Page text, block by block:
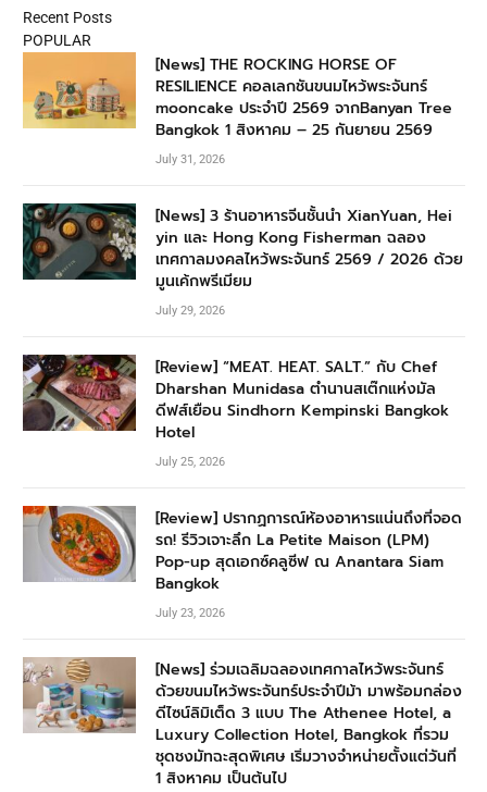
Recent Posts
POPULAR
[News] THE ROCKING HORSE OF
RESILIENCE คอลเลกชันขนมไหว้พระจันทร์
mooncake ประจำปี 2569 จากBanyan Tree
Bangkok 1 สิงหาคม – 25 กันยายน 2569
July 31, 2026
[News] 3 ร้านอาหารจีนชั้นนำ XianYuan, Hei
yin และ Hong Kong Fisherman ฉลอง
เทศกาลมงคลไหว้พระจันทร์ 2569 / 2026 ด้วย
มูนเค้กพรีเมียม
July 29, 2026
[Review] “MEAT. HEAT. SALT.” กับ Chef
Dharshan Munidasa ตำนานสเต๊กแห่งมัล
ดีฟส์เยือน Sindhorn Kempinski Bangkok
Hotel
July 25, 2026
[Review] ปรากฏการณ์ห้องอาหารแน่นถึงที่จอด
รถ! รีวิวเจาะลึก La Petite Maison (LPM)
Pop-up สุดเอกซ์คลูซีฟ ณ Anantara Siam
Bangkok
July 23, 2026
[News] ร่วมเฉลิมฉลองเทศกาลไหว้พระจันทร์
ด้วยขนมไหว้พระจันทร์ประจำปีม้า มาพร้อมกล่อง
ดีไซน์ลิมิเต็ด 3 แบบ The Athenee Hotel, a
Luxury Collection Hotel, Bangkok ที่รวม
ชุดชงมัทฉะสุดพิเศษ เริ่มวางจำหน่ายตั้งแต่วันที่
1 สิงหาคม เป็นต้นไป